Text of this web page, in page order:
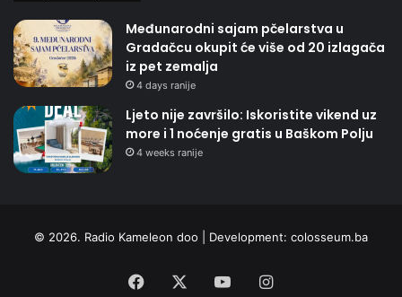
Međunarodni sajam pčelarstva u
Gradačcu okupit će više od 20 izlagača
iz pet zemalja
4 days ranije
Ljeto nije završilo: Iskoristite vikend uz
more i 1 noćenje gratis u Baškom Polju
4 weeks ranije
© 2026. Radio Kameleon doo | Development: colosseum.ba
Facebook YouTubeInstagram